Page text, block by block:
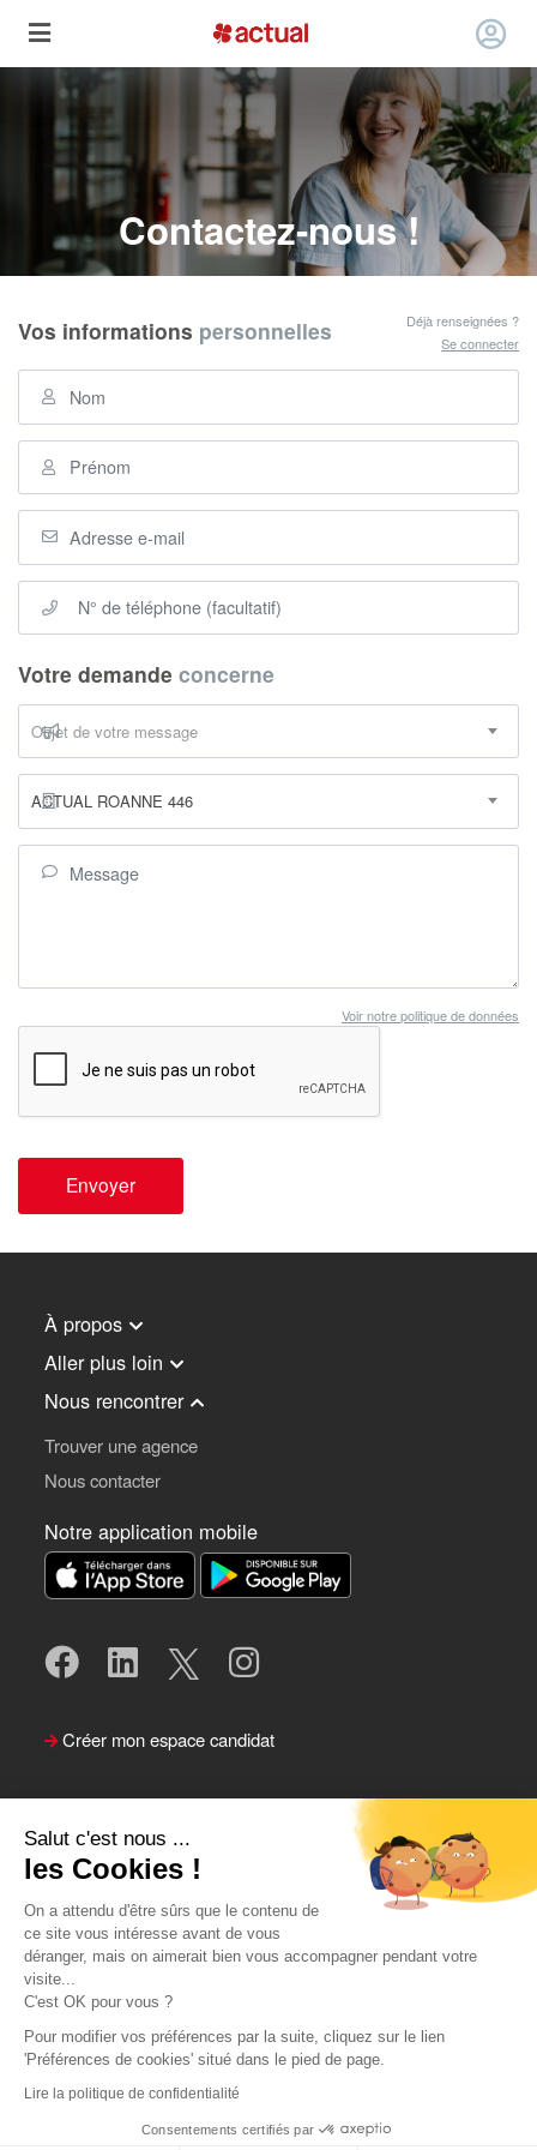
Salut c'est nous ...
les Cookies !
On a attendu d'être sûrs que le contenu de
ce site vous intéresse avant de vous
déranger, mais on aimerait bien vous accompagner pendant votre
visite...
C'est OK pour vous ?
Pour modifier vos préférences par la suite, cliquez sur le lien
'Préférences de cookies' situé dans le pied de page.
Lire la politique de confidentialité
Consentements certifiés par
Contactez-nous !
Vos informations personnelles
Déjà renseignées ?
Se connecter
Votre demande concerne
Objet de votre message
ACTUAL ROANNE 446
Voir notre politique de données
Envoyer
À propos
Aller plus loin
Nous rencontrer
Trouver une agence
Nous contacter
Notre application mobile
Créer mon espace candidat